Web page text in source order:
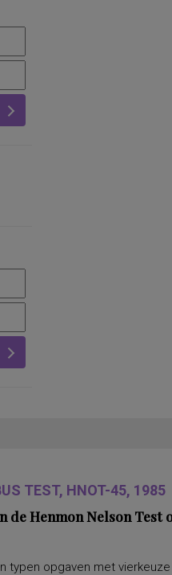
TEST, HNOT-45, 1985
de Henmon Nelson
typen opgaven met